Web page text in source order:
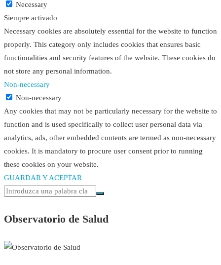
Necessary
Siempre activado
Necessary cookies are absolutely essential for the website to function
properly. This category only includes cookies that ensures basic
functionalities and security features of the website. These cookies do
not store any personal information.
Non-necessary
Non-necessary
Any cookies that may not be particularly necessary for the website to
function and is used specifically to collect user personal data via
analytics, ads, other embedded contents are termed as non-necessary
cookies. It is mandatory to procure user consent prior to running
these cookies on your website.
GUARDAR Y ACEPTAR
Observatorio de Salud